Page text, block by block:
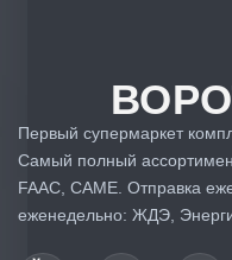
Первый супермаркет
Самый полный
FAAC, CAME. Отправка
еженедельно: ЖДЭ,